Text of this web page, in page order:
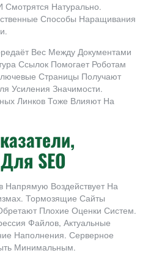
Смотрятся Натурально.
Способы Наращивания
Вес Между Документами
Ссылок Помогает Роботам
Страницы Получают
Усиления Значимости.
Линков Тоже Влияют На
SEO
Напрямую Воздействует На
Тормозящие Сайты
Плохие Оценки Систем.
Файлов, Актуальные
Наполнения. Серверное
Минимальным.